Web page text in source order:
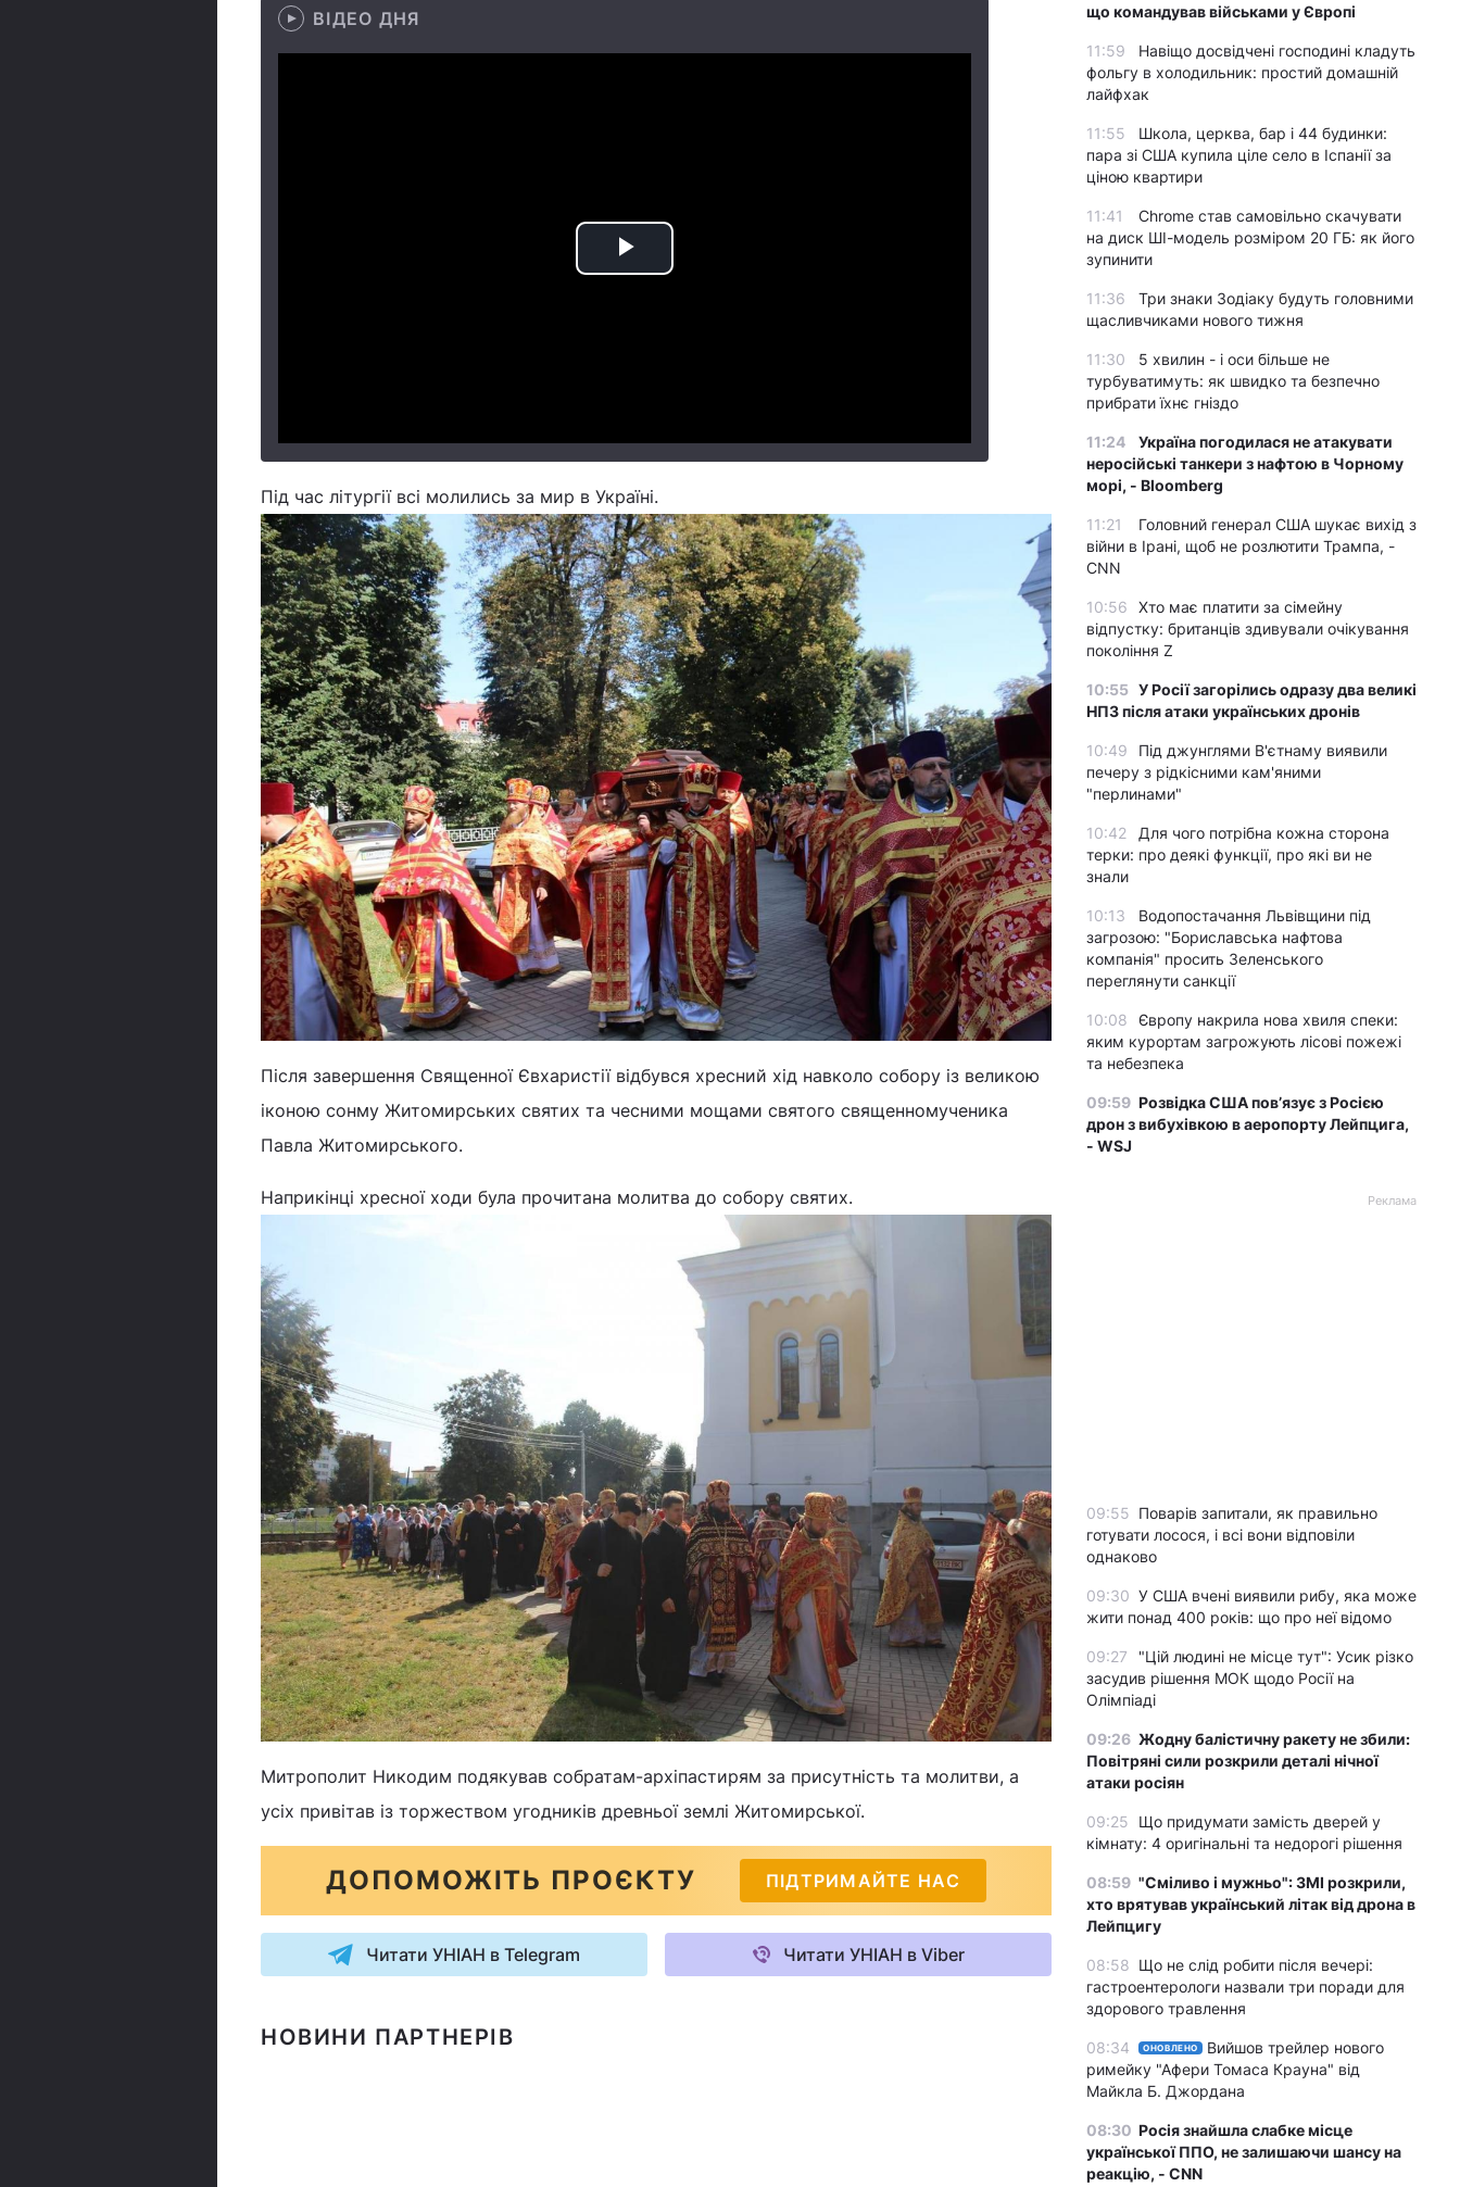
ВІДЕО ДНЯ
Play
Під час літургії всі молились за мир в Україні.
Після завершення Священної Євхаристії відбувся хресний хід навколо собору із великою
іконою сонму Житомирських святих та чесними мощами святого священномученика
Павла Житомирського.
Наприкінці хресної ходи була прочитана молитва до собору святих.
Митрополит Никодим подякував собратам-архіпастирям за присутність та молитви, а
усіх привітав із торжеством угодників древньої землі Житомирської.
ДОПОМОЖІТЬ ПРОЄКТУ ПІДТРИМАЙТЕ НАС
Читати УНІАН в Telegram Читати УНІАН в Viber
НОВИНИ ПАРТНЕРІВ
що командував військами у Європі
11:59
Навіщо досвідчені господині кладуть
фольгу в холодильник: простий домашній
лайфхак
11:55
Школа, церква, бар і 44 будинки:
пара зі США купила ціле село в Іспанії за
ціною квартири
11:41
Chrome став самовільно скачувати
на диск ШІ-модель розміром 20 ГБ: як його
зупинити
11:36
Три знаки Зодіаку будуть головними
щасливчиками нового тижня
11:30
5 хвилин - і оси більше не
турбуватимуть: як швидко та безпечно
прибрати їхнє гніздо
11:24
Україна погодилася не атакувати
неросійські танкери з нафтою в Чорному
морі, - Bloomberg
11:21
Головний генерал США шукає вихід з
війни в Ірані, щоб не розлютити Трампа, -
CNN
10:56
Хто має платити за сімейну
відпустку: британців здивували очікування
покоління Z
10:55 У Росії загорілись одразу два великі
НПЗ після атаки українських дронів
10:49
Під джунглями В'єтнаму виявили
печеру з рідкісними кам'яними
"перлинами"
10:42
Для чого потрібна кожна сторона
терки: про деякі функції, про які ви не
знали
10:13
Водопостачання Львівщини під
загрозою: "Бориславська нафтова
компанія" просить Зеленського
переглянути санкції
10:08
Європу накрила нова хвиля спеки:
яким курортам загрожують лісові пожежі
та небезпека
09:59 Розвідка США пов’язує з Росією
дрон з вибухівкою в аеропорту Лейпцига,
- WSJ
Реклама
09:55 Поварів запитали, як правильно
готувати лосося, і всі вони відповіли
однаково
09:30 У США вчені виявили рибу, яка може
жити понад 400 років: що про неї відомо
09:27
"Цій людині не місце тут": Усик різко
засудив рішення МОК щодо Росії на
Олімпіаді
09:26 Жодну балістичну ракету не збили:
Повітряні сили розкрили деталі нічної
атаки росіян
09:25
Що придумати замість дверей у
кімнату: 4 оригінальні та недорогі рішення
08:59 "Сміливо і мужньо": ЗМІ розкрили,
хто врятував український літак від дрона в
Лейпцигу
08:58 Що не слід робити після вечері:
гастроентерологи назвали три поради для
здорового травлення
08:34 ОНОВЛЕНО
Вийшов трейлер нового
римейку "Афери Томаса Крауна" від
Майкла Б. Джордана
08:30 Росія знайшла слабке місце
української ППО, не залишаючи шансу на
реакцію, - CNN